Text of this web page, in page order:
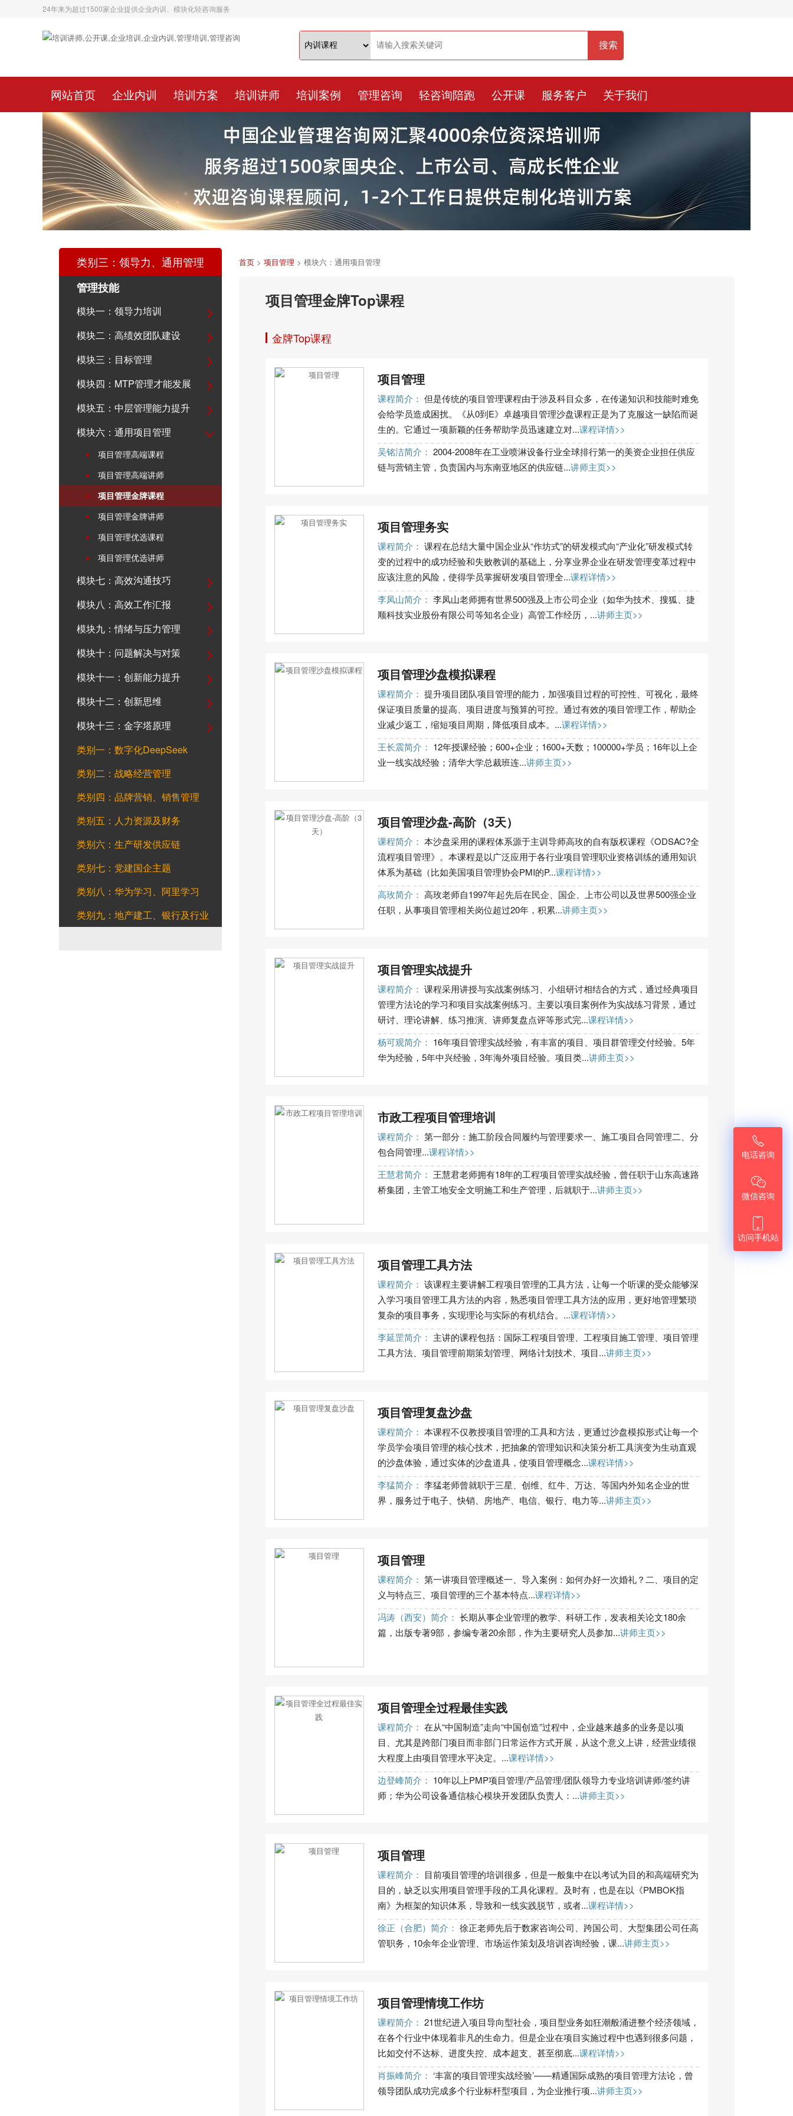
24年来为超过1500家企业提供企业内训、模块化轻咨询服务
服务热线：400-0900-836
网站首页 企业内训 培训方案 培训讲师 培训案例 管理咨询 轻咨询陪跑 公开课 服务客户 关于我们
首页> 项目管理 > 模块六：通用项目管理
项目管理金牌Top课程
金牌Top课程
项目管理
课程简介： 但是传统的项目管理课程由于涉及科目众多，在传递知识和技能时难免
会给学员造成困扰。《从0到E》卓越项目管理沙盘课程正是为了克服这一缺陷而诞
生的。它通过一项新颖的任务帮助学员迅速建立对...课程详情>>
吴铭洁简介： 2004-2008年在工业喷淋设备行业全球排行第一的美资企业担任供应
链与营销主管，负责国内与东南亚地区的供应链...讲师主页>>
项目管理务实
课程简介： 课程在总结大量中国企业从“作坊式”的研发模式向“产业化”研发模式转
变的过程中的成功经验和失败教训的基础上，分享业界企业在研发管理变革过程中
应该注意的风险，使得学员掌握研发项目管理全...课程详情>>
李凤山简介： 李凤山老师拥有世界500强及上市公司企业（如华为技术、搜狐、捷
顺科技实业股份有限公司等知名企业）高管工作经历，...讲师主页>>
项目管理沙盘模拟课程
课程简介： 提升项目团队项目管理的能力，加强项目过程的可控性、可视化，最终
保证项目质量的提高、项目进度与预算的可控。通过有效的项目管理工作，帮助企
业减少返工，缩短项目周期，降低项目成本。...课程详情>>
王长震简介： 12年授课经验；600+企业；1600+天数；100000+学员；16年以上企
业一线实战经验；清华大学总裁班连...讲师主页>>
项目管理沙盘-高阶（3天）
课程简介： 本沙盘采用的课程体系源于主训导师高玫的自有版权课程《ODSAC?全
流程项目管理》。本课程是以广泛应用于各行业项目管理职业资格训练的通用知识
体系为基础（比如美国项目管理协会PMI的P...课程详情>>
高玫简介： 高玫老师自1997年起先后在民企、国企、上市公司以及世界500强企业
任职，从事项目管理相关岗位超过20年，积累...讲师主页>>
项目管理实战提升
课程简介： 课程采用讲授与实战案例练习、小组研讨相结合的方式，通过经典项目
管理方法论的学习和项目实战案例练习。主要以项目案例作为实战练习背景，通过
研讨、理论讲解、练习推演、讲师复盘点评等形式完...课程详情>>
杨可观简介： 16年项目管理实战经验，有丰富的项目、项目群管理交付经验。5年
华为经验，5年中兴经验，3年海外项目经验。项目类...讲师主页>>
市政工程项目管理培训
课程简介： 第一部分：施工阶段合同履约与管理要求一、施工项目合同管理二、分
包合同管理...课程详情>>
王慧君简介： 王慧君老师拥有18年的工程项目管理实战经验，曾任职于山东高速路
桥集团，主管工地安全文明施工和生产管理，后就职于...讲师主页>>
项目管理工具方法
课程简介： 该课程主要讲解工程项目管理的工具方法，让每一个听课的受众能够深
入学习项目管理工具方法的内容，熟悉项目管理工具方法的应用，更好地管理繁琐
复杂的项目事务，实现理论与实际的有机结合。...课程详情>>
李延罡简介： 主讲的课程包括：国际工程项目管理、工程项目施工管理、项目管理
工具方法、项目管理前期策划管理、网络计划技术、项目...讲师主页>>
项目管理复盘沙盘
课程简介： 本课程不仅教授项目管理的工具和方法，更通过沙盘模拟形式让每一个
学员学会项目管理的核心技术，把抽象的管理知识和决策分析工具演变为生动直观
的沙盘体验，通过实体的沙盘道具，使项目管理概念...课程详情>>
李猛简介： 李猛老师曾就职于三星、创维、红牛、万达、等国内外知名企业的世
界，服务过于电子、快销、房地产、电信、银行、电力等...讲师主页>>
项目管理
课程简介： 第一讲项目管理概述一、导入案例：如何办好一次婚礼？二、项目的定
义与特点三、项目管理的三个基本特点...课程详情>>
冯涛（西安）简介： 长期从事企业管理的教学、科研工作，发表相关论文180余
篇，出版专著9部，参编专著20余部，作为主要研究人员参加...讲师主页>>
项目管理全过程最佳实践
课程简介： 在从“中国制造”走向“中国创造”过程中，企业越来越多的业务是以项
目、尤其是跨部门项目而非部门日常运作方式开展，从这个意义上讲，经营业绩很
大程度上由项目管理水平决定。...课程详情>>
边登峰简介： 10年以上PMP项目管理/产品管理/团队领导力专业培训讲师/签约讲
师；华为公司设备通信核心模块开发团队负责人：...讲师主页>>
项目管理
课程简介： 目前项目管理的培训很多，但是一般集中在以考试为目的和高端研究为
目的，缺乏以实用项目管理手段的工具化课程。及时有，也是在以《PMBOK指
南》为框架的知识体系，导致和一线实践脱节，或者...课程详情>>
徐正（合肥）简介： 徐正老师先后于数家咨询公司、跨国公司、大型集团公司任高
管职务，10余年企业管理、市场运作策划及培训咨询经验，课...讲师主页>>
项目管理情境工作坊
课程简介： 21世纪进入项目导向型社会，项目型业务如狂潮般涌进整个经济领域，
在各个行业中体现着非凡的生命力。但是企业在项目实施过程中也遇到很多问题，
比如交付不达标、进度失控、成本超支、甚至彻底...课程详情>>
肖振峰简介： ‘丰富的项目管理实战经验’——精通国际成熟的项目管理方法论，曾
领导团队成功完成多个行业标杆型项目，为企业推行项...讲师主页>>
类别三：领导力、通用管理
管理技能
模块一：领导力培训
模块二：高绩效团队建设
模块三：目标管理
模块四：MTP管理才能发展
模块五：中层管理能力提升
模块六：通用项目管理
项目管理高端课程
项目管理高端讲师
项目管理金牌课程
项目管理金牌讲师
项目管理优选课程
项目管理优选讲师
模块七：高效沟通技巧
模块八：高效工作汇报
模块九：情绪与压力管理
模块十：问题解决与对策
模块十一：创新能力提升
模块十二：创新思维
模块十三：金字塔原理
类别一：数字化DeepSeek
类别二：战略经营管理
类别四：品牌营销、销售管理
类别五：人力资源及财务
类别六：生产研发供应链
类别七：党建国企主题
类别八：华为学习、阿里学习
类别九：地产建工、银行及行业

电话咨询

微信咨询

访问手机站